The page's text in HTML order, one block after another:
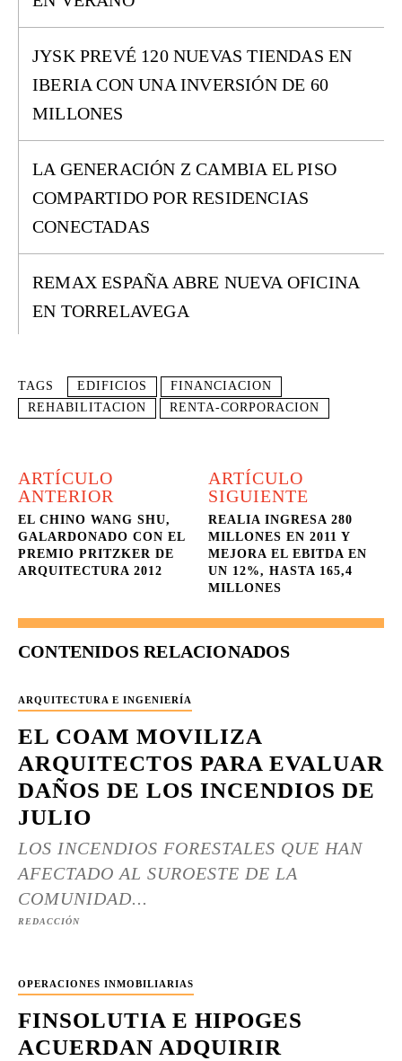
JYSK PREVÉ 120 NUEVAS TIENDAS EN
IBERIA CON UNA INVERSIÓN DE 60
MILLONES
LA GENERACIÓN Z CAMBIA EL PISO
COMPARTIDO POR RESIDENCIAS
CONECTADAS
REMAX ESPAÑA ABRE NUEVA OFICINA
EN TORRELAVEGA
TAGS EDIFICIOS
FINANCIACION
REHABILITACION
RENTA-CORPORACION
ARTÍCULO
ANTERIOR
EL CHINO WANG SHU,
GALARDONADO CON EL
PREMIO PRITZKER DE
ARQUITECTURA 2012
ARTÍCULO
SIGUIENTE
REALIA INGRESA 280
MILLONES EN 2011 Y
MEJORA EL EBITDA EN
UN 12%, HASTA 165,4
MILLONES
CONTENIDOS RELACIONADOS
ARQUITECTURA E INGENIERÍA
EL COAM MOVILIZA
ARQUITECTOS PARA EVALUAR
DAÑOS DE LOS INCENDIOS DE
JULIO
LOS INCENDIOS FORESTALES QUE HAN
AFECTADO AL SUROESTE DE LA
COMUNIDAD...
REDACCIÓN
OPERACIONES INMOBILIARIAS
FINSOLUTIA E HIPOGES
ACUERDAN ADQUIRIR